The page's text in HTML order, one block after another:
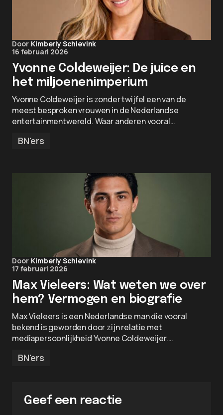
Door Kimberly Schievink
16 februari 2026
Yvonne Coldeweijer: De juice en
het miljoenenimperium
Yvonne Coldeweijer is zonder twijfel een van de
meest besproken vrouwen in de Nederlandse
entertainmentwereld. Waar anderen vooral…
BN'ers
Door Kimberly Schievink
17 februari 2026
Max Vieleers: Wat weten we over
hem? Vermogen en biografie
Max Vieleers is een Nederlandse man die vooral
bekend is geworden door zijn relatie met
mediapersoonlijkheid Yvonne Coldeweijer.…
BN'ers
Geef een reactie